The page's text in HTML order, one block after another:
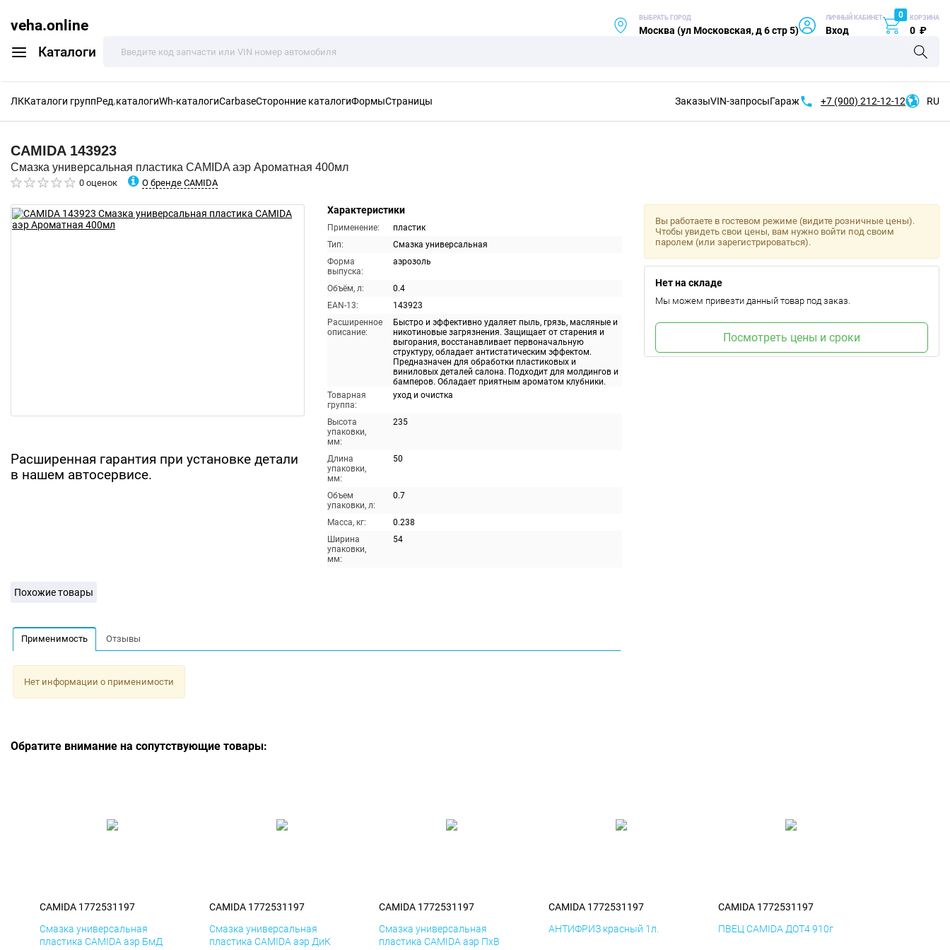
veha.online
Каталоги
ВЫБРАТЬ ГОРОД
Москва (ул Московская, д 6 стр 5)
ЛИЧНЫЙ КАБИНЕТ
Вход
0 КОРЗИНА
0 ₽
ЛККаталоги группРед.каталогиWh-каталогиCarbaseСторонние каталогиФормыСтраницы ЗаказыVIN-запросыГараж +7 (900) 212-12-12 RU
CAMIDA 143923
Смазка универсальная пластика CAMIDA аэр Ароматная 400мл
0 оценок О бренде CAMIDA
Расширенная гарантия при установке детали
в нашем автосервисе.
Характеристики
Применение:
пластик
Тип:
Смазка универсальная
Форма
выпуска:
аэрозоль
Объём, л:
0.4
EAN-13:
143923
Расширенное
описание:
Быстро и эффективно удаляет пыль, грязь, масляные и
никотиновые загрязнения. Защищает от старения и
выгорания, восстанавливает первоначальную
структуру, обладает антистатическим эффектом.
Предназначен для обработки пластиковых и
виниловых деталей салона. Подходит для молдингов и
бамперов. Обладает приятным ароматом клубники.
Товарная
группа:
уход и очистка
Высота
упаковки,
мм:
235
Длина
упаковки,
мм:
50
Объем
упаковки, л:
0.7
Масса, кг:
0.238
Ширина
упаковки,
мм:
54
Вы работаете в гостевом режиме (видите розничные цены).
Чтобы увидеть свои цены, вам нужно войти под своим
паролем (или зарегистрироваться).
Нет на складе
Мы можем привезти данный товар под заказ.
Посмотреть цены и сроки
Похожие товары
Применимость Отзывы
Нет информации о применимости
Обратите внимание на сопутствующие товары:
CAMIDA 1772531197
Смазка универсальная
пластика CAMIDA аэр БмД
CAMIDA 1772531197
Смазка универсальная
пластика CAMIDA аэр ДиК
CAMIDA 1772531197
Смазка универсальная
пластика CAMIDA аэр ПхВ
CAMIDA 1772531197
АНТИФРИЗ красный 1л.
CAMIDA 1772531197
ПВЕЦ CAMIDA ДОТ4 910г